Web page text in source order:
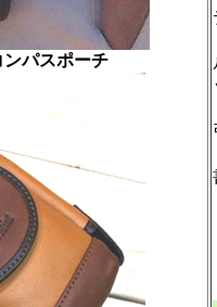
パスポーチ